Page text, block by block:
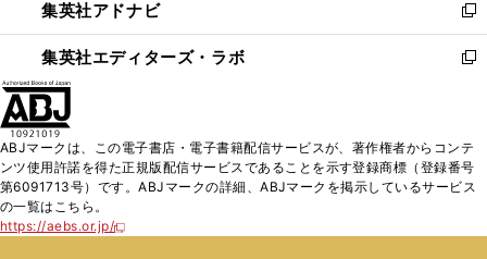
く
で
開
く
ド
ウ
で
ィ
ン
ド
く
集英社アドナビ
新
し
い
ド
ウ
で
集英社エディターズ・ラボ
新
ィ
ン
ABJマークは、この電子書店・電子書籍配信サービスが、著作権者からコンテ
ンツ使用許諾を得た正規版配信サービスであることを示す登録商標（登録番号
第6091713号）です。ABJマークの詳細、ABJマークを掲示しているサービス
の一覧はこちら。
https://aebs.or.jp/
新